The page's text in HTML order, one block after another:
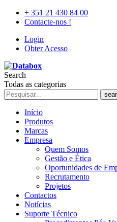
+ 351 21 430 84 00
Contacte-nos !
Login
Obter Acesso
Search
Todas as categorias
Início
Produtos
Marcas
Empresa
Quem Somos
Gestão e Ética
Oportunidades de
Recrutamento
Projetos
Contactos
Notícias
Suporte Técnico